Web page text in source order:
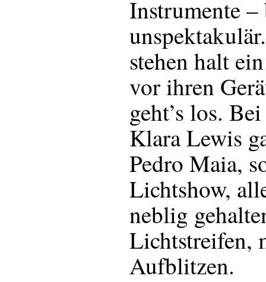
Instrumente –
stehen halt
vor ihren
geht’s los.
Klara Lewis
Pedro Maia,
Lichtshow,
neblig
Lichtstreifen,
Aufblitzen.